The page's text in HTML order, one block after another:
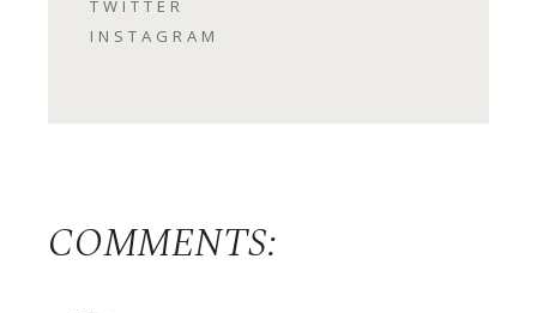
TWITTER
INSTAGRAM
COMMENTS: